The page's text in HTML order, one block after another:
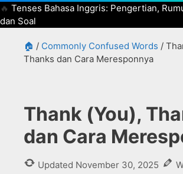
Tenses Bahasa Inggris: Pengertian,
dan Soal
🏠 / Commonly Confused Words /
Thanks dan Cara Meresponnya
Thank (You),
dan Cara
Updated November 30, 2025